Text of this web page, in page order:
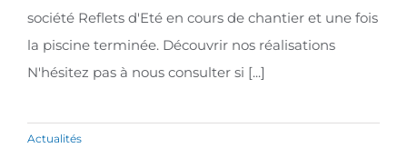
société Reflets d'Eté en cours de chantier et une fois
la piscine terminée. Découvrir nos réalisations
N'hésitez pas à nous consulter si [...]
Actualités